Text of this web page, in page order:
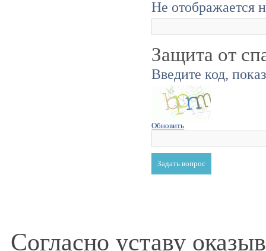
Не отображается
Защита от
Введите код,
Обновить
Согласно уставу